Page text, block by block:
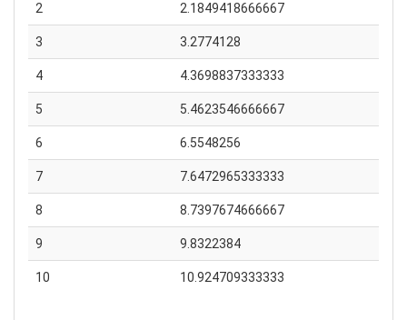
2 2.1849418666667
3 3.2774128
4 4.3698837333333
5 5.4623546666667
6 6.5548256
7 7.6472965333333
8 8.7397674666667
9 9.8322384
10 10.924709333333